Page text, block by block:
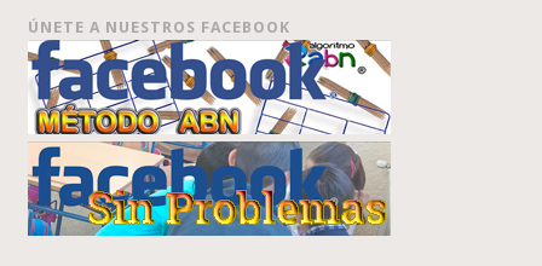
ÚNETE A NUESTROS FACEBOOK